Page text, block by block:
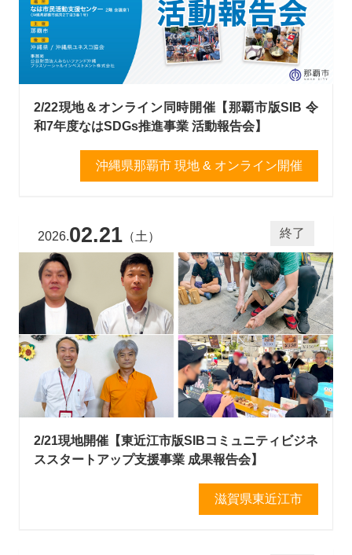
2/22現地＆オンライン同時開催【那覇市版SIB 令
和7年度なはSDGs推進事業 活動報告会】
沖縄県那覇市 現地 & オンライン開催
2026.02.21 （土） 終了
2/21現地開催【東近江市版SIBコミュニティビジネ
ススタートアップ支援事業 成果報告会】
滋賀県東近江市